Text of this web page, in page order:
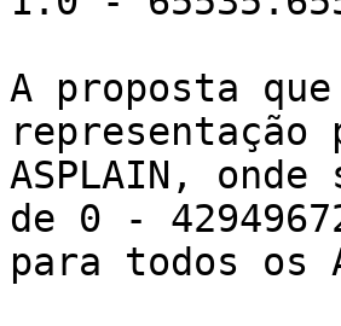
A proposta
representação
ASPLAIN,
de 0 -
para todos os